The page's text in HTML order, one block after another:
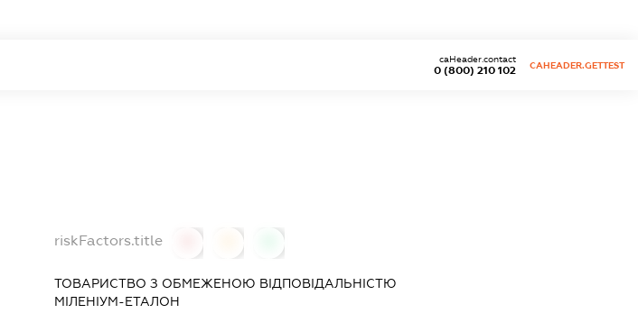
0 (800) 210 102
caHeader.contact
CAHEADER.GETTEST
riskFactors.title
ТОВАРИСТВО З ОБМЕЖЕНОЮ ВІДПОВІДАЛЬНІСТЮ
МІЛЕНІУМ-ЕТАЛОН